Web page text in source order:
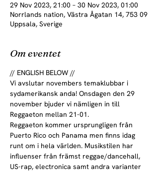
29 Nov 2023, 21:00 – 30 Nov 2023, 01:00
Norrlands nation, Västra Ågatan 14, 753 09
Uppsala, Sverige
Om eventet
// ENGLISH BELOW //
Vi avslutar novembers temaklubbar i
sydamerikansk anda! Onsdagen den 29
november bjuder vi nämligen in till
Reggaeton mellan 21-01.
Reggaeton kommer ursprungligen från
Puerto Rico och Panama men finns idag
runt om i hela världen. Musikstilen har
influenser från främst reggae/dancehall,
US-rap, electronica samt andra varianter